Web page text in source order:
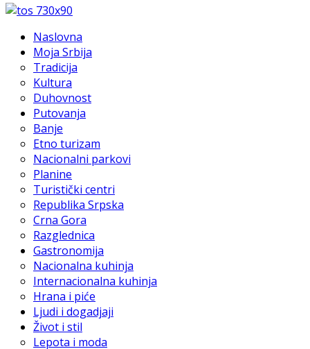
Naslovna
Moja Srbija
Tradicija
Kultura
Duhovnost
Putovanja
Banje
Etno turizam
Nacionalni parkovi
Planine
Turistički centri
Republika Srpska
Crna Gora
Razglednica
Gastronomija
Nacionalna kuhinja
Internacionalna kuhinja
Hrana i piće
Ljudi i dogadjaji
Život i stil
Lepota i moda